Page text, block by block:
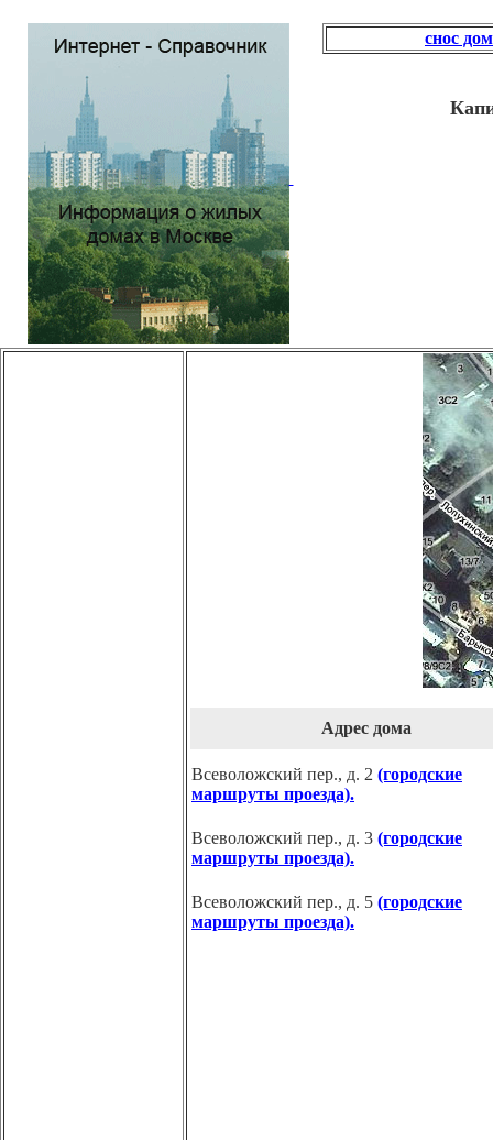
снос
Адрес дома
Всеволожский пер., д. 2 (городские
маршруты проезда).
Всеволожский пер., д. 3 (городские
маршруты проезда).
Всеволожский пер., д. 5 (городские
маршруты проезда).